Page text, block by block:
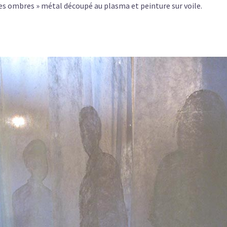
ombres » métal découpé au plasma et peinture sur voile.